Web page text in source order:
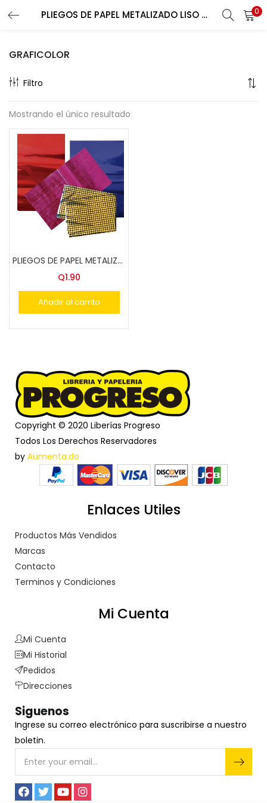
PLIEGOS DE PAPEL METALIZADO LISO COL. 0
Buscar
LOGIN REGISTER
Enter your username and password to login.
Remember me
Lost password?
GRAFICOLOR
Filtro
Mostrando el único resultado
PLIEGOS DE PAPEL METALIZADO LISO COL.
Q1.90
Añadir al carrito
Copyright © 2020 Liberías Progreso
Todos Los Derechos Reservadores
by Aumenta.do
Enlaces Utiles
Productos Más Vendidos
Marcas
Contacto
Terminos y Condiciones
Mi Cuenta
Mi Cuenta
Mi Historial
Pedidos
Direcciones
Siguenos
Ingrese su correo electrónico para suscribirse a nuestro
boletin.